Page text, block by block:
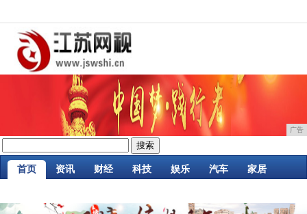
广告
首页 资讯 财经 科技 娱乐 汽车 家居